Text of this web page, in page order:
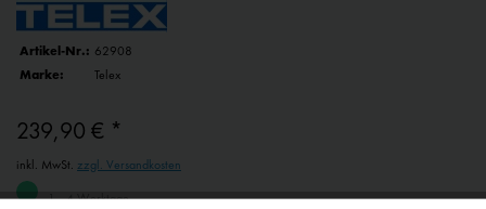
Artikel-Nr.: 62908
Marke:
Telex
239,90 € *
inkl. MwSt. zzgl. Versandkosten
1 - 4 Werktage